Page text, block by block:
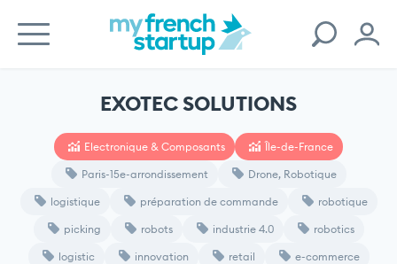
EXOTEC SOLUTIONS
Electronique & Composants Île-de-France
Paris-15e-arrondissement Drone, Robotique
logistique préparation de commande robotique
picking robots industrie 4.0 robotics
logistic innovation retail e-commerce